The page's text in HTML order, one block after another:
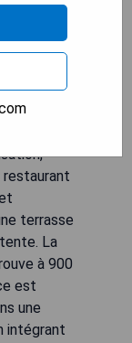
un spa
un
vue
minutes
Porto, les
terrasse
La
à 900
est
une
intégrant